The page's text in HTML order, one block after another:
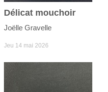
Délicat mouchoir
Joëlle Gravelle
Jeu 14 mai 2026